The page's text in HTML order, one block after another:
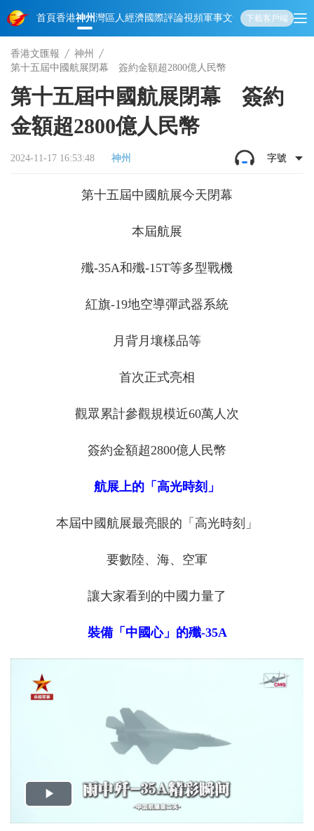
首頁香港神州灣區人經濟國際評論視頻軍事文化 娛樂生活教育體
下載客戶端
香港文匯報
神州
第十五屆中國航展閉幕 簽約金額超2800億人民幣
第十五屆中國航展閉幕 簽約
金額超2800億人民幣
2024-11-17 16:53:48 神州 字號
第十五屆中國航展今天閉幕
本屆航展
殲-35A和殲-15T等多型戰機
紅旗-19地空導彈武器系統
月背月壤樣品等
首次正式亮相
觀眾累計參觀規模近60萬人次
簽約金額超2800億人民幣
航展上的「高光時刻」
本屆中國航展最亮眼的「高光時刻」
要數陸、海、空軍
讓大家看到的中國力量了
裝備「中國心」的殲-35A